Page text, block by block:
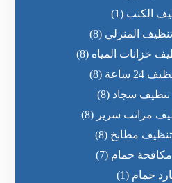
الكنب (1)
المنزلي (8)
خزانات المياه (8)
ساعة
(8)
سجاد (8)
مراتب سرير (8)
مطابخ (8)
حمام (7)
حمام (1)